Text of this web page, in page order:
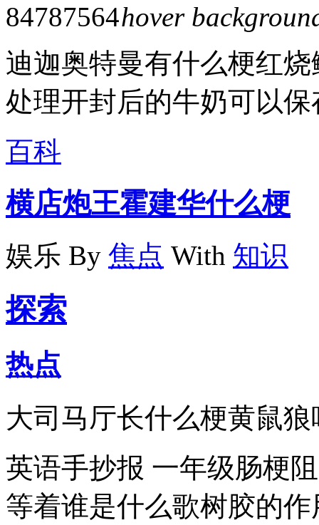
hover
迪迦奥特曼有什么梗红
处理开封后的牛奶可以保
百科
横店炮王霍建华什么梗
娱乐 By 焦点 With 知识
探索
热点
大司马厅长什么梗黄鼠
英语手抄报 一年级肠梗
等着谁是什么歌树胶的作